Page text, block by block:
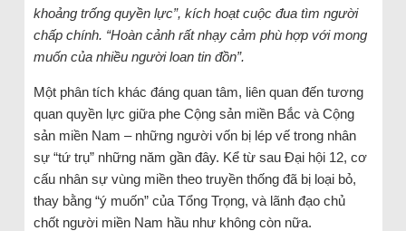
khoảng trống quyền lực”, kích hoạt cuộc đua tìm người
chấp chính. “Hoàn cảnh rất nhạy cảm phù hợp với mong
muốn của nhiều người loan tin đồn”.
Một phân tích khác đáng quan tâm, liên quan đến tương
quan quyền lực giữa phe Cộng sản miền Bắc và Cộng
sản miền Nam – những người vốn bị lép vế trong nhân
sự “tứ trụ” những năm gần đây. Kể từ sau Đại hội 12, cơ
cấu nhân sự vùng miền theo truyền thống đã bị loại bỏ,
thay bằng “ý muốn” của Tổng Trọng, và lãnh đạo chủ
chốt người miền Nam hầu như không còn nữa.